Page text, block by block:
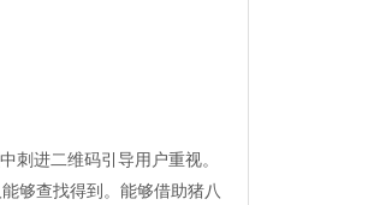
进二维码引导用户重视。
够查找得到。能够借助猪八